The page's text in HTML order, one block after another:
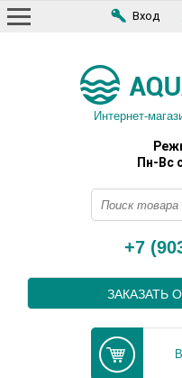
Вход
Интернет-
Пн-Вс
+7
ЗАКАЗАТЬ